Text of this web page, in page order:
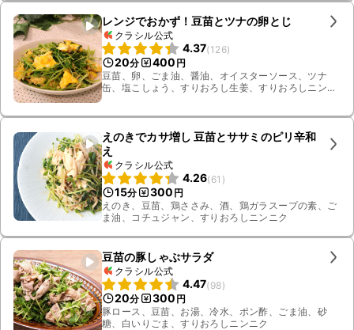
レンジでおかず！豆苗とツナの卵とじ
クラシル公式
4.37(126)
20分 400 円
豆苗、卵、ごま油、醤油、オイスターソース、ツナ
缶、塩こしょう、すりおろし生姜、すりおろしニンニ
えのきでカサ増し 豆苗とササミのピリ辛和
え
クラシル公式
4.26(61 )
15分 300 円
えのき、豆苗、鶏ささみ、酒、鶏ガラスープの素、ご
ま油、コチュジャン、すりおろしニンニク
豆苗の豚しゃぶサラダ
クラシル公式
4.47(98)
20分 300 円
豚ロース、豆苗、お湯、冷水、ポン酢、ごま油、砂
糖、白いりごま、すりおろしニンニク